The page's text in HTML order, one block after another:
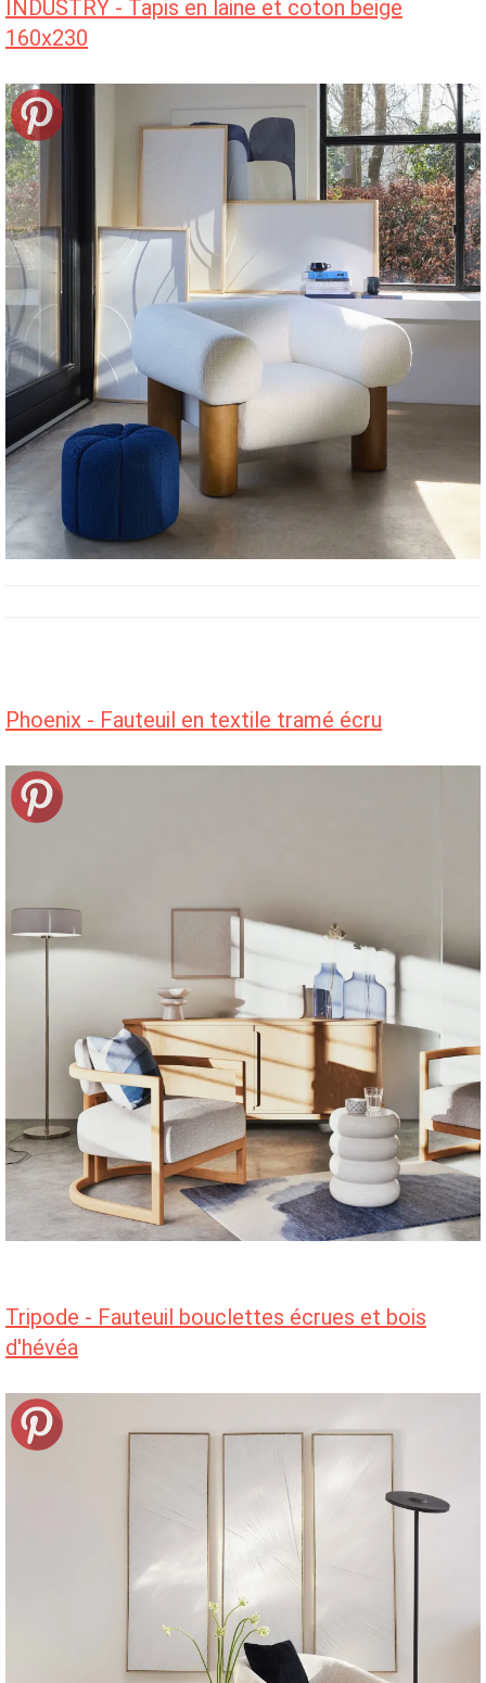
INDUSTRY - Tapis en laine et coton beige
160x230
Phoenix - Fauteuil en textile tramé écru
Tripode - Fauteuil bouclettes écrues et bois
d'hévéa